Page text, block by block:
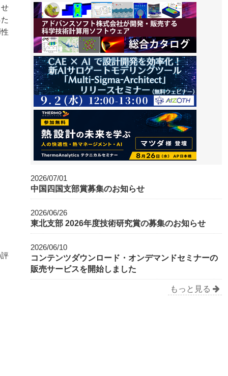
2026/07/01
中国四国支部賞募集のお知らせ
2026/06/26
東北支部 2026年度技術研究賞の募集のお知らせ
2026/06/10
コンテンツダウンロード・オンデマンドセミナーの
販売サービスを開始しました
もっと見る